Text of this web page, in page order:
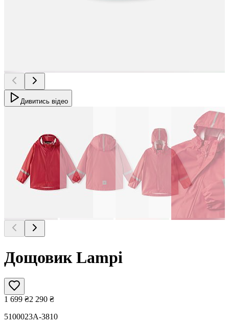
Дивитись відео
Дощовик Lampi
1 699 ₴2 290 ₴
5100023A-3810